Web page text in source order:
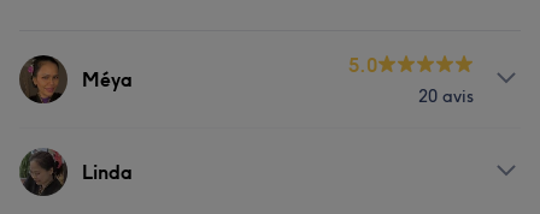
Méya
5.0
20 avis
Prestations
Linda